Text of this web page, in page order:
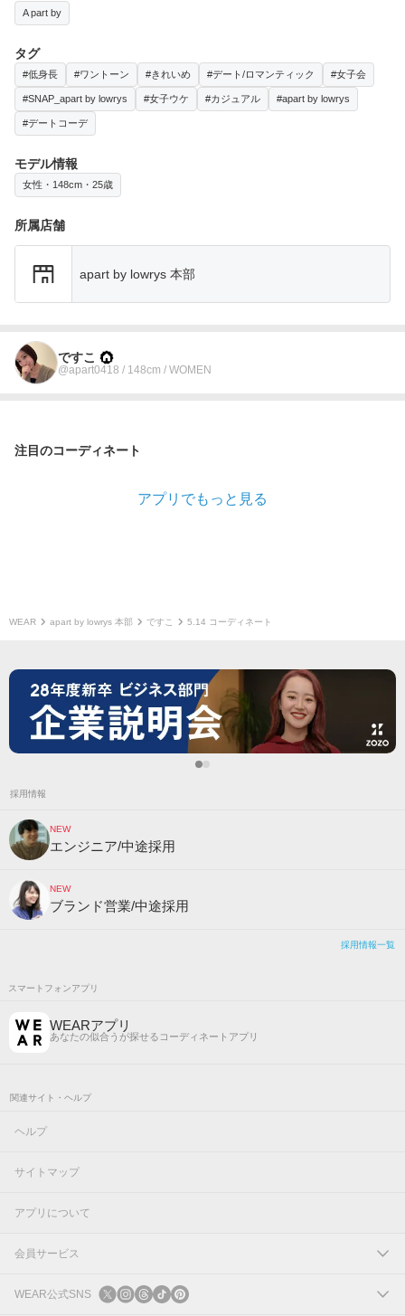
A part by
タグ
#低身長 #ワントーン #きれいめ #デート/ロマンティック #女子会
#SNAP_apart by lowrys #女子ウケ #カジュアル #apart by lowrys
#デートコーデ
モデル情報
女性・148cm・25歳
所属店舗
apart by lowrys 本部
ですこ
@apart0418 / 148cm / WOMEN
注目のコーディネート
アプリでもっと見る
WEAR apart by lowrys 本部 ですこ 5.14 コーディネート
採用情報
NEW
エンジニア/中途採用
NEW
ブランド営業/中途採用
採用情報一覧
スマートフォンアプリ
WEARアプリ
あなたの似合うが探せるコーディネートアプリ
関連サイト・ヘルプ
ヘルプ
サイトマップ
アプリについて
会員サービス
ログイン
WEAR公式SNS